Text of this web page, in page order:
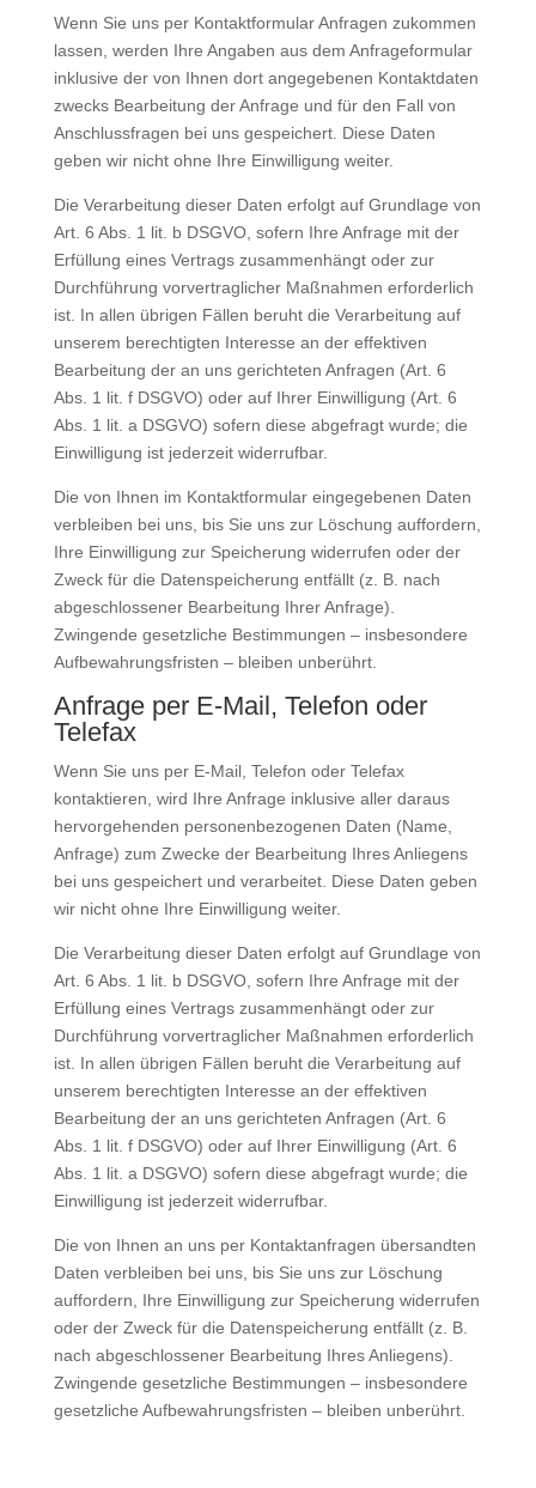
Wenn Sie uns per Kontaktformular Anfragen zukommen
lassen, werden Ihre Angaben aus dem Anfrageformular
inklusive der von Ihnen dort angegebenen Kontaktdaten
zwecks Bearbeitung der Anfrage und für den Fall von
Anschlussfragen bei uns gespeichert. Diese Daten
geben wir nicht ohne Ihre Einwilligung weiter.
Die Verarbeitung dieser Daten erfolgt auf Grundlage von
Art. 6 Abs. 1 lit. b DSGVO, sofern Ihre Anfrage mit der
Erfüllung eines Vertrags zusammenhängt oder zur
Durchführung vorvertraglicher Maßnahmen erforderlich
ist. In allen übrigen Fällen beruht die Verarbeitung auf
unserem berechtigten Interesse an der effektiven
Bearbeitung der an uns gerichteten Anfragen (Art. 6
Abs. 1 lit. f DSGVO) oder auf Ihrer Einwilligung (Art. 6
Abs. 1 lit. a DSGVO) sofern diese abgefragt wurde; die
Einwilligung ist jederzeit widerrufbar.
Die von Ihnen im Kontaktformular eingegebenen Daten
verbleiben bei uns, bis Sie uns zur Löschung auffordern,
Ihre Einwilligung zur Speicherung widerrufen oder der
Zweck für die Datenspeicherung entfällt (z. B. nach
abgeschlossener Bearbeitung Ihrer Anfrage).
Zwingende gesetzliche Bestimmungen – insbesondere
Aufbewahrungsfristen – bleiben unberührt.
Anfrage per E-Mail, Telefon oder
Telefax
Wenn Sie uns per E-Mail, Telefon oder Telefax
kontaktieren, wird Ihre Anfrage inklusive aller daraus
hervorgehenden personenbezogenen Daten (Name,
Anfrage) zum Zwecke der Bearbeitung Ihres Anliegens
bei uns gespeichert und verarbeitet. Diese Daten geben
wir nicht ohne Ihre Einwilligung weiter.
Die Verarbeitung dieser Daten erfolgt auf Grundlage von
Art. 6 Abs. 1 lit. b DSGVO, sofern Ihre Anfrage mit der
Erfüllung eines Vertrags zusammenhängt oder zur
Durchführung vorvertraglicher Maßnahmen erforderlich
ist. In allen übrigen Fällen beruht die Verarbeitung auf
unserem berechtigten Interesse an der effektiven
Bearbeitung der an uns gerichteten Anfragen (Art. 6
Abs. 1 lit. f DSGVO) oder auf Ihrer Einwilligung (Art. 6
Abs. 1 lit. a DSGVO) sofern diese abgefragt wurde; die
Einwilligung ist jederzeit widerrufbar.
Die von Ihnen an uns per Kontaktanfragen übersandten
Daten verbleiben bei uns, bis Sie uns zur Löschung
auffordern, Ihre Einwilligung zur Speicherung widerrufen
oder der Zweck für die Datenspeicherung entfällt (z. B.
nach abgeschlossener Bearbeitung Ihres Anliegens).
Zwingende gesetzliche Bestimmungen – insbesondere
gesetzliche Aufbewahrungsfristen – bleiben unberührt.